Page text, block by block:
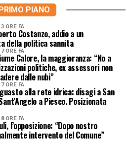
PIANO
3 ORE FA
Costanzo, addio a un
della politica sannita
7 ORE FA
Calore, la maggioranza: “No a
politiche, ex assessori non
dalle nubi”
7 ORE FA
alla rete idrica: disagi a San
a Piesco. Posizionata
8 ORE FA
l’opposizione: “Dopo nostro
intervento del Comune”